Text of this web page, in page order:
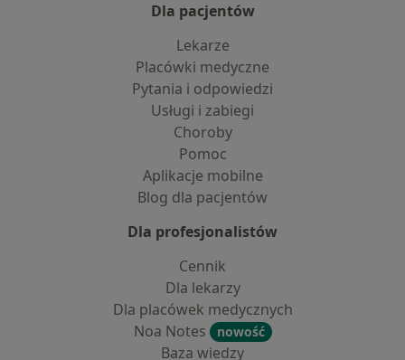
Dla pacjentów
Lekarze
Placówki medyczne
Pytania i odpowiedzi
Usługi i zabiegi
Choroby
Pomoc
Aplikacje mobilne
Blog dla pacjentów
Dla profesjonalistów
Cennik
Dla lekarzy
Dla placówek medycznych
Noa Notes
nowość
Baza wiedzy